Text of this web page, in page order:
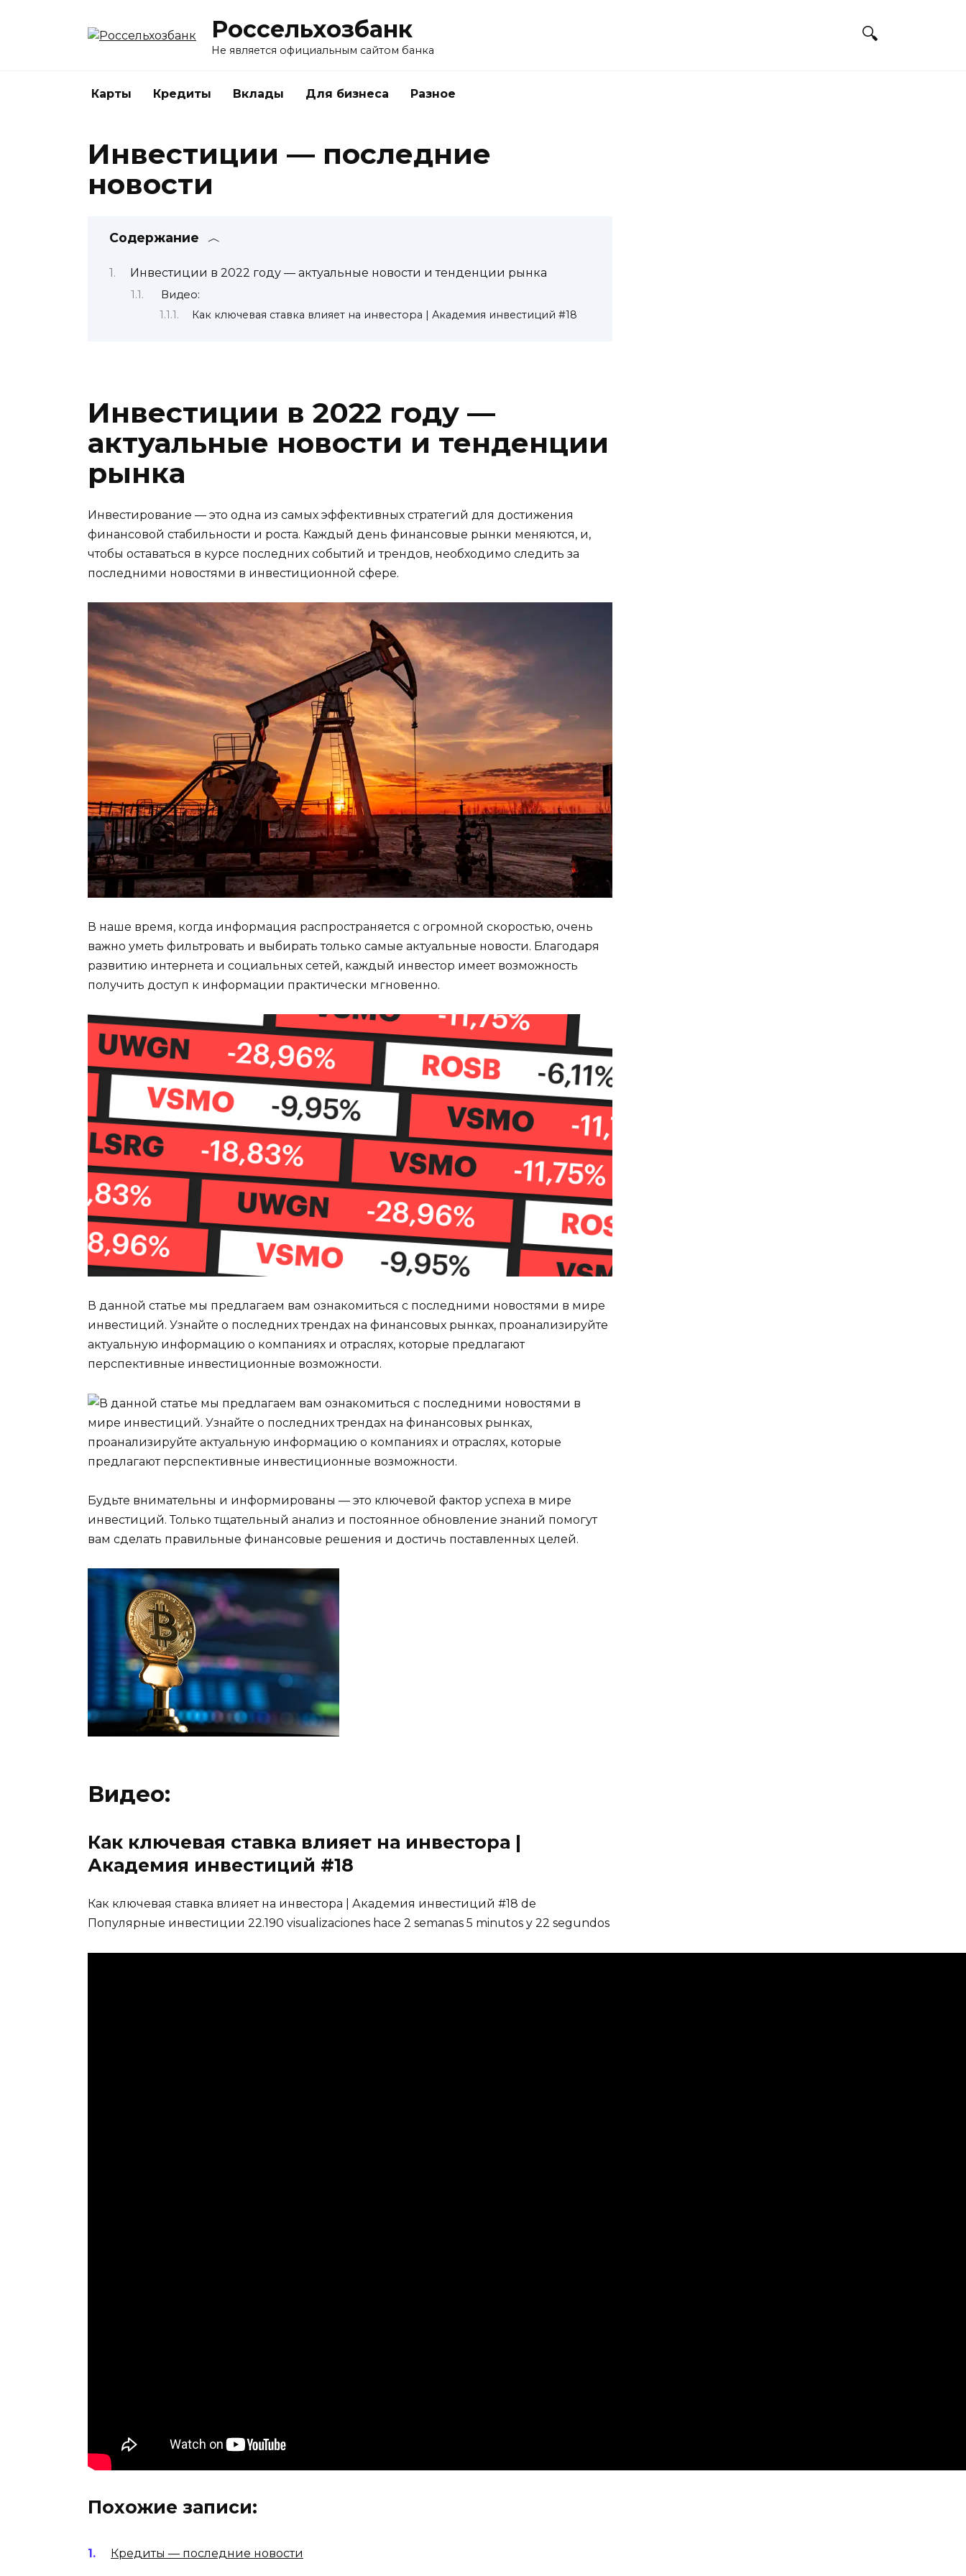
Россельхозбанк
Не является официальным сайтом банка
Карты Кредиты Вклады Для бизнеса Разное
Инвестиции — последние
новости
Содержание
Инвестиции в 2022 году — актуальные новости и тенденции рынка
Видео:
Как ключевая ставка влияет на инвестора | Академия инвестиций #18
Инвестиции в 2022 году —
актуальные новости и тенденции
рынка
Инвестирование — это одна из самых эффективных стратегий для достижения
финансовой стабильности и роста. Каждый день финансовые рынки меняются, и,
чтобы оставаться в курсе последних событий и трендов, необходимо следить за
последними новостями в инвестиционной сфере.
В наше время, когда информация распространяется с огромной скоростью, очень
важно уметь фильтровать и выбирать только самые актуальные новости. Благодаря
развитию интернета и социальных сетей, каждый инвестор имеет возможность
получить доступ к информации практически мгновенно.
В данной статье мы предлагаем вам ознакомиться с последними новостями в мире
инвестиций. Узнайте о последних трендах на финансовых рынках, проанализируйте
актуальную информацию о компаниях и отраслях, которые предлагают
перспективные инвестиционные возможности.
Будьте внимательны и информированы — это ключевой фактор успеха в мире
инвестиций. Только тщательный анализ и постоянное обновление знаний помогут
вам сделать правильные финансовые решения и достичь поставленных целей.
Видео:
Как ключевая ставка влияет на инвестора |
Академия инвестиций #18
Как ключевая ставка влияет на инвестора | Академия инвестиций #18 de
Популярные инвестиции 22.190 visualizaciones hace 2 semanas 5 minutos y 22 segundos
Похожие записи:
Кредиты — последние новости